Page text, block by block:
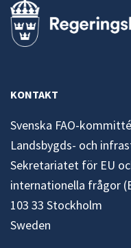
KONTAKT
Svenska FAO-
Landsbygds- och
Sekretariatet för EU
internationella frågor
103 33 Stockholm
Sweden